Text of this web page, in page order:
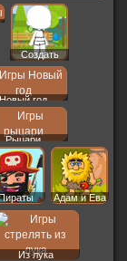
Создать
Пер
Новый год
Рыцари
Адам и Ева
Из лука